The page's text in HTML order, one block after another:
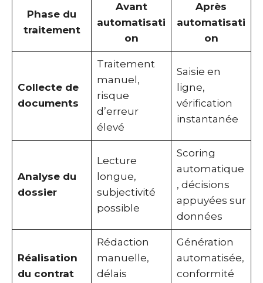
Phase du
traitement
Avant
automatisati
on
Après
automatisati
on
Collecte de
documents
Traitement
manuel,
risque
d’erreur
élevé
Saisie en
ligne,
vérification
instantanée
Analyse du
dossier
Lecture
longue,
subjectivité
possible
Scoring
automatique
, décisions
appuyées sur
données
Réalisation
du contrat
Rédaction
manuelle,
délais
Génération
automatisée,
conformité